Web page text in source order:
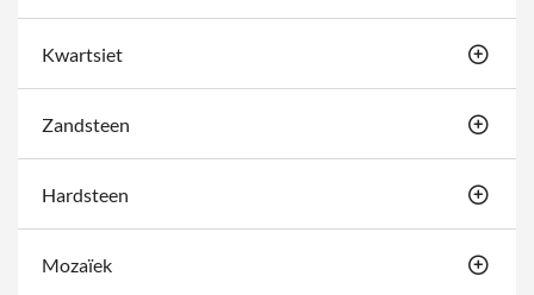
Kwartsiet
Zandsteen
Hardsteen
Mozaïek